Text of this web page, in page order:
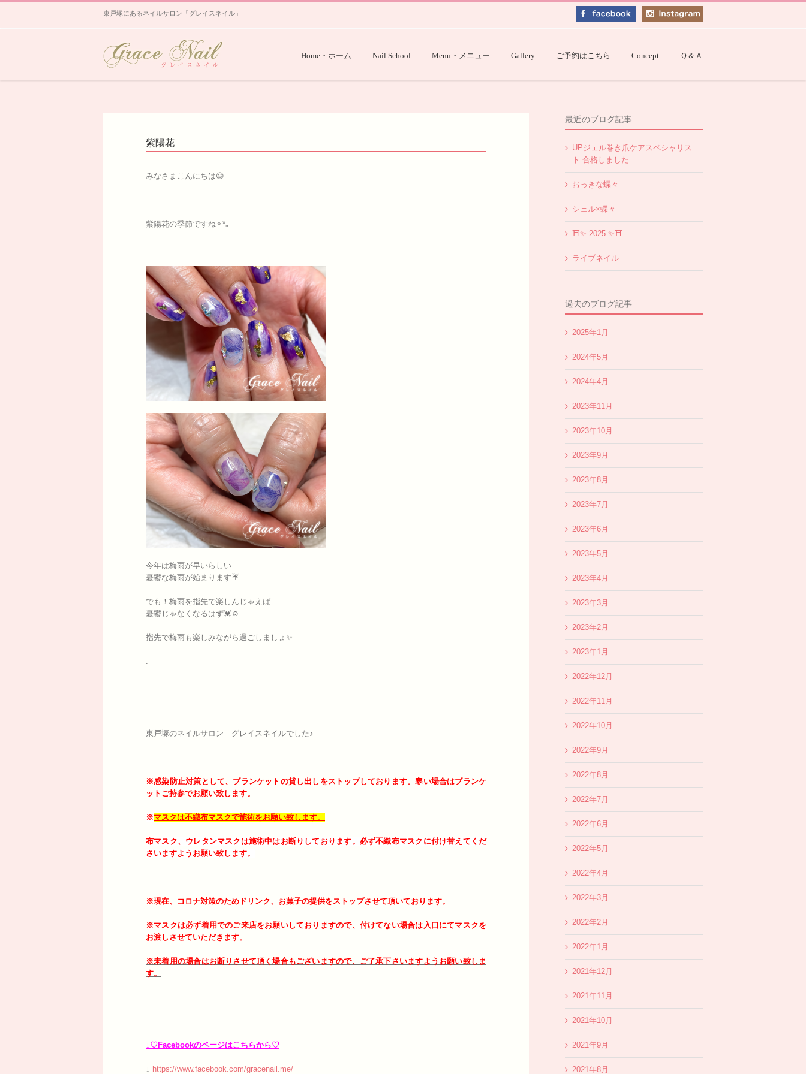
東戸塚にあるネイルサロン「グレイスネイル」
Home・ホーム Nail School Menu・メニュー Gallery ご予約はこちら Concept Ｑ＆Ａ
紫陽花
みなさまこんにちは😃
紫陽花の季節ですね✧*｡
今年は梅雨が早いらしい
憂鬱な梅雨が始まります☔️
でも！梅雨を指先で楽しんじゃえば
憂鬱じゃなくなるはず💓☺️
指先で梅雨も楽しみながら過ごしましょ✨
東戸塚のネイルサロン グレイスネイルでした♪
※感染防止対策として、ブランケットの貸し出しをストップしております。寒い場合はブランケ
ットご持参でお願い致します。
※マスクは不織布マスクで施術をお願い致します。
布マスク、ウレタンマスクは施術中はお断りしております。必ず不織布マスクに付け替えてくだ
さいますようお願い致します。
※現在、コロナ対策のためドリンク、お菓子の提供をストップさせて頂いております。
※マスクは必ず着用でのご来店をお願いしておりますので、付けてない場合は入口にてマスクを
お渡しさせていただきます。
※未着用の場合はお断りさせて頂く場合もございますので、ご了承下さいますようお願い致しま
す。
↓♡Facebookのページはこちらから♡
↓ https://www.facebook.com/gracenail.me/
最近のブログ記事
UPジェル巻き爪ケアスペシャリス
ト 合格しました
おっきな蝶々
シェル×蝶々
⛩✨️ 2025 ✨️⛩
ライブネイル
過去のブログ記事
2025年1月
2024年5月
2024年4月
2023年11月
2023年10月
2023年9月
2023年8月
2023年7月
2023年6月
2023年5月
2023年4月
2023年3月
2023年2月
2023年1月
2022年12月
2022年11月
2022年10月
2022年9月
2022年8月
2022年7月
2022年6月
2022年5月
2022年4月
2022年3月
2022年2月
2022年1月
2021年12月
2021年11月
2021年10月
2021年9月
2021年8月